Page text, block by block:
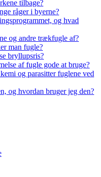
tilbage?
råger i byerne?
og hvad
og andre trækfugle af?
man fugle?
bryllupsris?
af fugle gode at bruge?
og parasitter fuglene ved
og hvordan bruger jeg den?